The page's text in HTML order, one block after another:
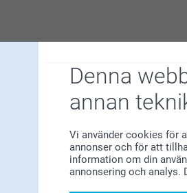
Denna
annan
Vi använder cookies för
annonser och för att
information om din
annonsering och analys.
smartphoto?